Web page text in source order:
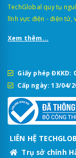
TechGlobal quy tụ
lĩnh vực điện - điện tử,
Xem thêm...
Giấy phép ĐKKD:
Cấp ngày: 13/04/
LIÊN HỆ
Trụ sở chính